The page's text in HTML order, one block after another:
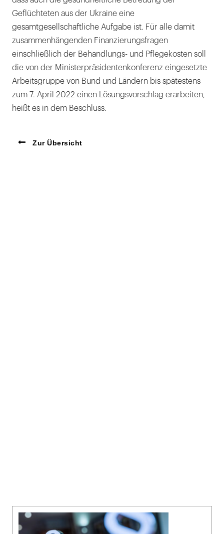
Geflüchteten aus der Ukraine eine
gesamtgesellschaftliche Aufgabe ist. Für alle damit
zusammenhängenden Finanzierungsfragen
einschließlich der Behandlungs- und Pflegekosten soll
die von der Ministerpräsidentenkonferenz eingesetzte
Arbeitsgruppe von Bund und Ländern bis spätestens
zum 7. April 2022 einen Lösungsvorschlag erarbeiten,
heißt es in dem Beschluss.
Zur Übersicht